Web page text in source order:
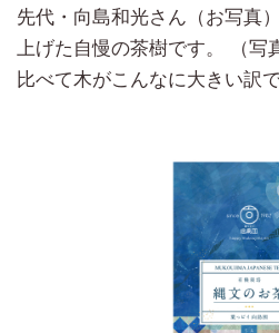
先代・向島和光さん（お写真
上げた自慢の茶樹です。 （写
比べて木がこんなに大きい訳